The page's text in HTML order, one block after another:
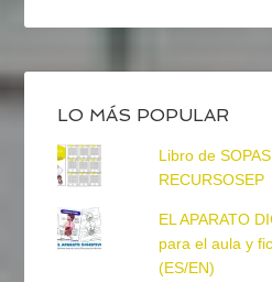
LO MÁS POPULAR
Libro de
RECURSOSEP
EL APARATO
para el aula y
(ES/EN)